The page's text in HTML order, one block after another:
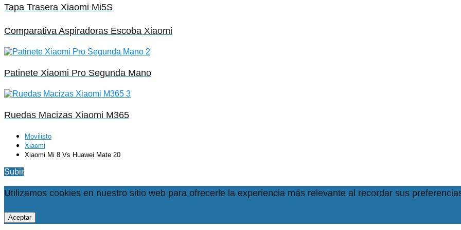
Tapa Trasera Xiaomi Mi5S
Comparativa Aspiradoras Escoba Xiaomi
Patinete Xiaomi Pro Segunda Mano
Ruedas Macizas Xiaomi M365
Movilisto
Xiaomi
Xiaomi Mi 8 Vs Huawei Mate 20
Subir
Utilizamos cookies en nuestro sitio web para ofrecerle la experiencia más relevante al recordar sus
Aceptar